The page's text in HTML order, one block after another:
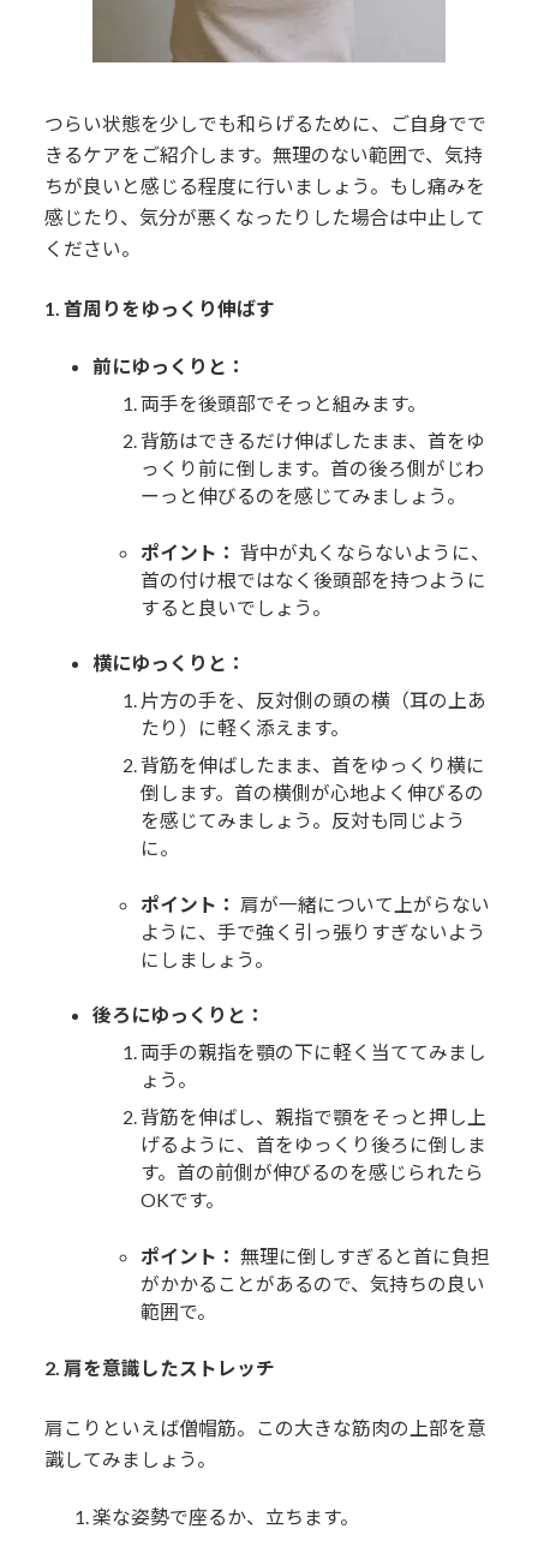
つらい状態を少しでも和らげるために、ご自身でで
きるケアをご紹介します。無理のない範囲で、気持
ちが良いと感じる程度に行いましょう。もし痛みを
感じたり、気分が悪くなったりした場合は中止して
ください。
1. 首周りをゆっくり伸ばす
前にゆっくりと：
両手を後頭部でそっと組みます。
背筋はできるだけ伸ばしたまま、首をゆ
っくり前に倒します。首の後ろ側がじわ
ーっと伸びるのを感じてみましょう。
ポイント： 背中が丸くならないように、
首の付け根ではなく後頭部を持つように
すると良いでしょう。
横にゆっくりと：
片方の手を、反対側の頭の横（耳の上あ
たり）に軽く添えます。
背筋を伸ばしたまま、首をゆっくり横に
倒します。首の横側が心地よく伸びるの
を感じてみましょう。反対も同じよう
に。
ポイント： 肩が一緒について上がらない
ように、手で強く引っ張りすぎないよう
にしましょう。
後ろにゆっくりと：
両手の親指を顎の下に軽く当ててみまし
ょう。
背筋を伸ばし、親指で顎をそっと押し上
げるように、首をゆっくり後ろに倒しま
す。首の前側が伸びるのを感じられたら
OKです。
ポイント： 無理に倒しすぎると首に負担
がかかることがあるので、気持ちの良い
範囲で。
2. 肩を意識したストレッチ
肩こりといえば僧帽筋。この大きな筋肉の上部を意
識してみましょう。
楽な姿勢で座るか、立ちます。